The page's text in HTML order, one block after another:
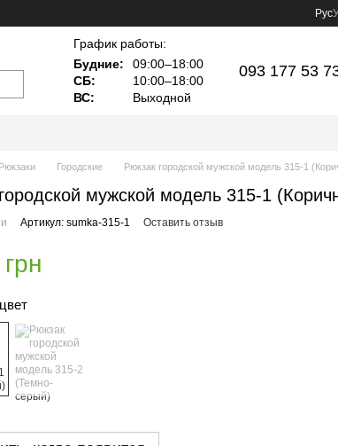
Рус
График работы:
Будние:
09:00–18:00
СБ:
10:00–18:00
ВС:
Выходной
093 177 53
Рюкзаки Городские Рюкзак городской мужской модель 315-1
мужской модель 315-1
Артикул: sumka-315-1 Оставить отзыв